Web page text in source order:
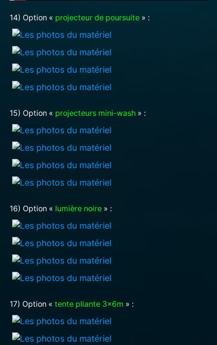
14) Option « projecteur de poursuite » :
15) Option « projecteurs mini-wash » :
16) Option « lumière noire » :
17) Option « tente pliante 3x6m » :